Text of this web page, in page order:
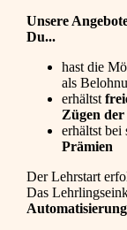
Unsere
Du...
hast die
als
erhältst
Zügen
erhältst bei
Prämien
Der Lehrstart
Das